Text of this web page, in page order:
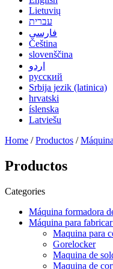
Lietuvių
עברית
فارسی
Čeština
slovenščina
اردو
русский
Srbija jezik (latinica)
hrvatski
íslenska
Latviešu
Home /Productos /
Productos
Categories
Máquina formadora
Máquina para
Maquina para
Gorelocker
Maquina de
Maquina de